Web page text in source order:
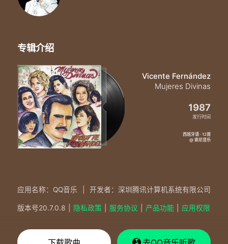
专辑介绍
Vicente Fernández
Mujeres Divinas
1987
发行时间
西班牙语 · 12首
@ 索尼音乐
应用名称：QQ音乐 开发者：深圳腾讯计算机系统有限公司
版本号20.7.0.8 隐私政策 服务协议 产品功能 应用权限